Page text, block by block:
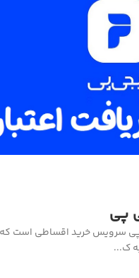
پی
سرویس خرید اقساطی است
ک...